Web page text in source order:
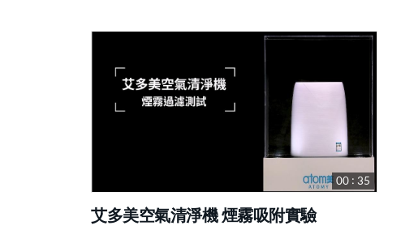
艾多美空氣清淨機 煙霧吸附實驗
00 : 35